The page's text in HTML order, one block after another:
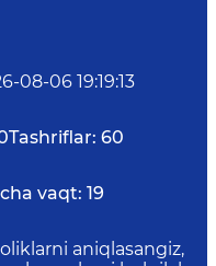
08-06 19:19:13
Tashriflar: 60
vaqt: 19
aniqlasangiz,